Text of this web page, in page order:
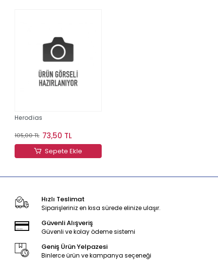
Herodias
105,00 TL 73,50 TL
Sepete Ekle
Hızlı Teslimat
Siparişleriniz en kısa sürede elinize ulaşır.
Güvenli Alışveriş
Güvenli ve kolay ödeme sistemi
Geniş Ürün Yelpazesi
Binlerce ürün ve kampanya seçeneği